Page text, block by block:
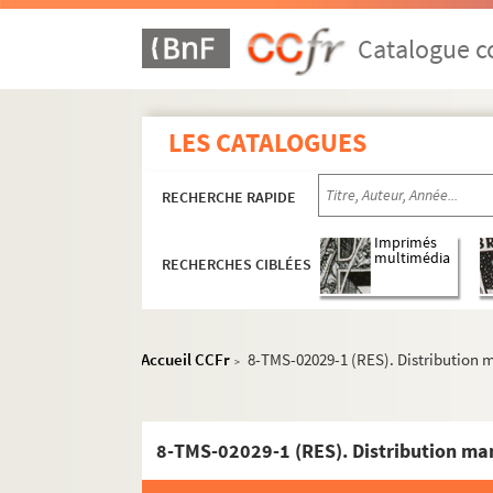
Catalogue
LES CATALOGUES
RECHERCHE RAPIDE
RECHERCHES CIBLÉES
Imprimés
multimédia
Accueil CCFr > 8-TMS-02029-1 (RES). Distribution
8-TMS-02029-1 (RES). Distribution
Yves Mirande. Un réveillon : pièce en 1 acte.
Henrik Ibsen. Les revenants : drame en 3
Jacques Monnier. Ribouldingue : vaudeville
Alfred Fabre-Luce. Richard : comédie en 3
William Shakespeare. Richard III. 1964
Jules Dornay, Maurice Coste. Richelieu à
Nozière. La riposte : pièce en 3 actes et 4
Théodore de Banville. Riquet à la houppe :
Armand Thibaut. La Rivale de l'homme :
Fernand Nozière. La robe de perles : comédie